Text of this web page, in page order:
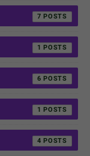
7
1
6
1
4